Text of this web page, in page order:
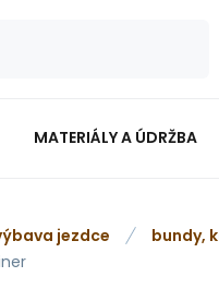
MATERIÁLY A ÚDRŽBA
jezdce bundy,